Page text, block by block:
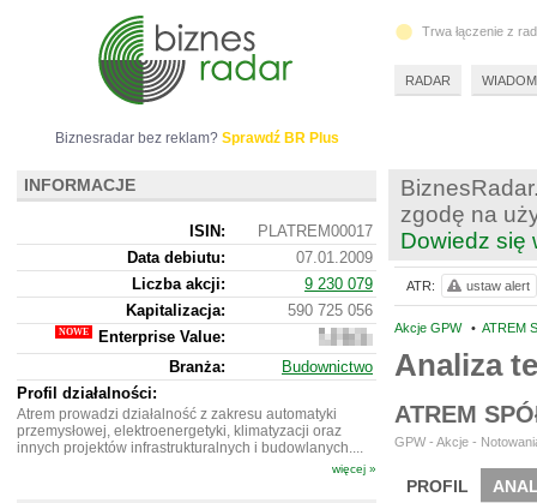
zgodę na
Dowiedz się
Akcje GPW • ATREM
Analiza
ATREM
GPW - Akcje -
PROFIL
ATR: ustaw alert
Biznesradar bez reklam? Sprawdź BR Plus
INFORMACJE
ISIN:
PLATREM00017
Data debiutu:
07.01.2009
Liczba akcji:
9 230 079
Kapitalizacja:
590 725 056
Enterprise Value:
570
067
056
Branża:
Budownictwo
Profil działalności:
Atrem prowadzi działalność z zakresu automatyki
przemysłowej, elektroenergetyki, klimatyzacji oraz
innych projektów infrastrukturalnych i budowlanych....
więcej »
Trwa łączenie z
RADAR